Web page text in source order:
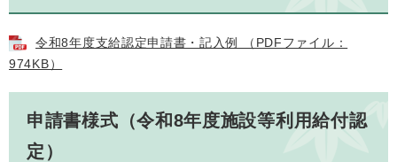
令和8年度支給認定申請書・記入例 （PDFファイル：
974KB）
申請書様式（令和8年度施設等利用給付認
定）